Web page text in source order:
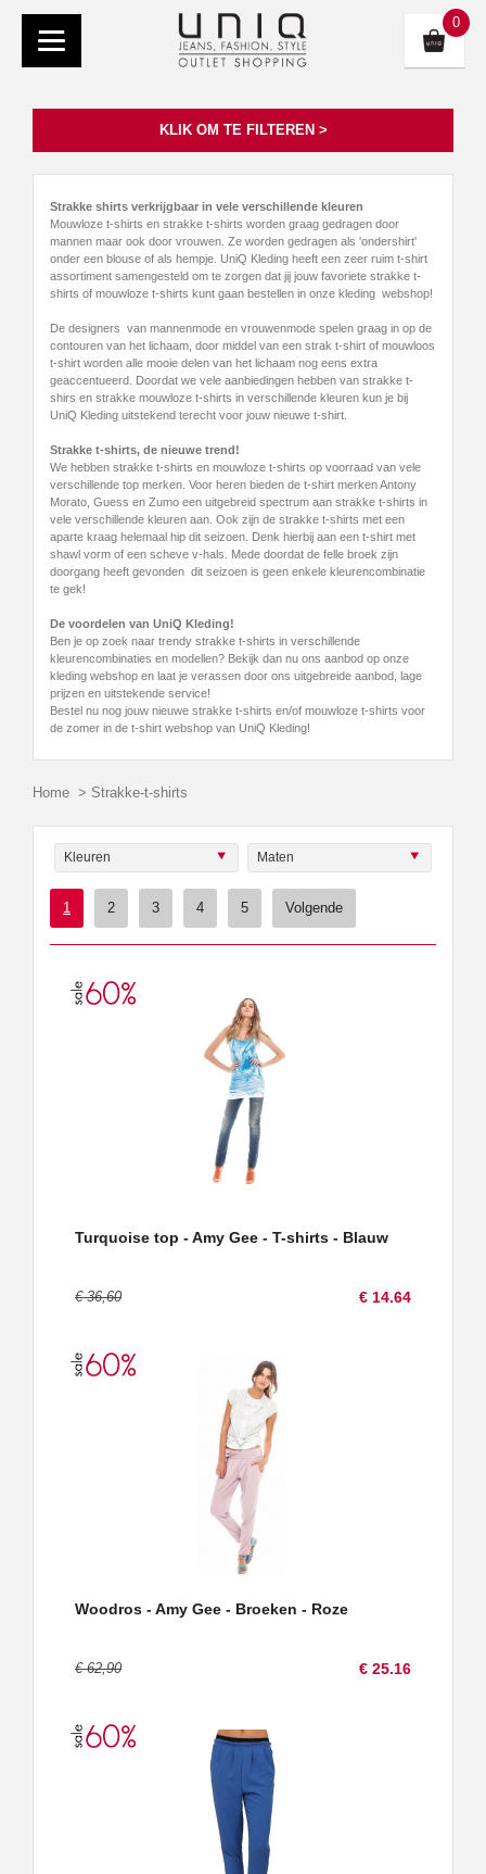
0
KLIK OM TE FILTEREN >
Strakke shirts verkrijgbaar in vele verschillende kleuren
Mouwloze t-shirts en strakke t-shirts worden graag gedragen door
mannen maar ook door vrouwen. Ze worden gedragen als 'ondershirt'
onder een blouse of als hempje. UniQ Kleding heeft een zeer ruim t-shirt
assortiment samengesteld om te zorgen dat jij jouw favoriete strakke t-
shirts of mouwloze t-shirts kunt gaan bestellen in onze kleding webshop!
De designers van mannenmode en vrouwenmode spelen graag in op de
contouren van het lichaam, door middel van een strak t-shirt of mouwloos
t-shirt worden alle mooie delen van het lichaam nog eens extra
geaccentueerd. Doordat we vele aanbiedingen hebben van strakke t-
shirs en strakke mouwloze t-shirts in verschillende kleuren kun je bij
UniQ Kleding uitstekend terecht voor jouw nieuwe t-shirt.
Strakke t-shirts, de nieuwe trend!
We hebben strakke t-shirts en mouwloze t-shirts op voorraad van vele
verschillende top merken. Voor heren bieden de t-shirt merken Antony
Morato, Guess en Zumo een uitgebreid spectrum aan strakke t-shirts in
vele verschillende kleuren aan. Ook zijn de strakke t-shirts met een
aparte kraag helemaal hip dit seizoen. Denk hierbij aan een t-shirt met
shawl vorm of een scheve v-hals. Mede doordat de felle broek zijn
doorgang heeft gevonden dit seizoen is geen enkele kleurencombinatie
te gek!
De voordelen van UniQ Kleding!
Ben je op zoek naar trendy strakke t-shirts in verschillende
kleurencombinaties en modellen? Bekijk dan nu ons aanbod op onze
kleding webshop en laat je verassen door ons uitgebreide aanbod, lage
prijzen en uitstekende service!
Bestel nu nog jouw nieuwe strakke t-shirts en/of mouwloze t-shirts voor
de zomer in de t-shirt webshop van UniQ Kleding!
Home > Strakke-t-shirts
Kleuren Maten
1 2 3 4 5 Volgende
Turquoise top - Amy Gee - T-shirts - Blauw
€ 36,60 € 14.64
Woodros - Amy Gee - Broeken - Roze
€ 62,90 € 25.16